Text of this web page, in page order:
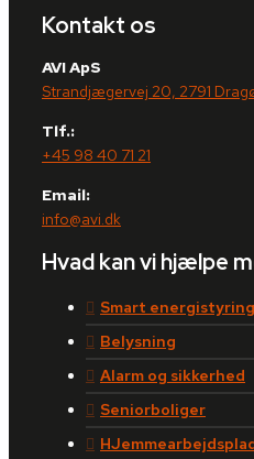
Kontakt os
AVI ApS
Strandjægervej 20, 2791
Tlf.:
+45 98 40 71 21
Email:
info@avi.dk
Hvad kan vi hjælpe
Smart energistyring
Belysning
Alarm og sikkerhed
Seniorboliger